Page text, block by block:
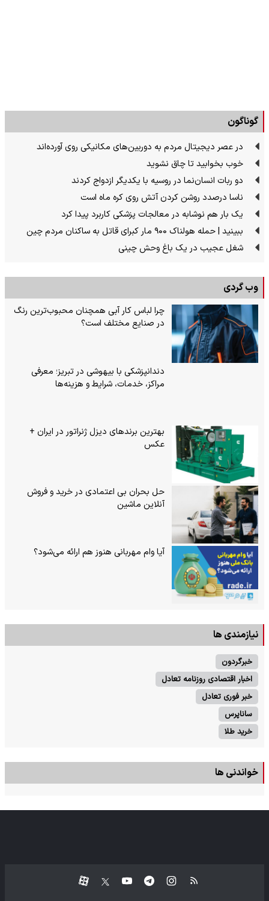
گوناگون
در عصر دیجیتال مردم به دوربین‌های مکانیکی روی آورده‌اند
خوب بخوابید تا چاق نشوید
دو ربات انسان‌نما در روسیه با یکدیگر ازدواج کردند
ناسا درصدد روشن کردن آتش روی کره ماه است
یک بار هم نوشابه در معالجات پزشکی کاربرد پیدا کرد
ببینید | حمله هولناک ۹۰۰ مار کبرای قاتل به ساکنان مردم چین
شغل عجیب در یک باغ وحش چینی
وب گردی
چرا لباس کار آبی همچنان محبوب‌ترین رنگ
در صنایع مختلف است؟
دندانپزشکی با بیهوشی در تبریز؛ معرفی
مراکز، خدمات، شرایط و هزینه‌ها
بهترین برندهای دیزل ژنراتور در ایران +
عکس
حل بحران بی‌ اعتمادی در خرید و فروش
آنلاین ماشین
آیا وام مهربانی هنوز هم ارائه می‌شود؟
نیازمندی ها
خبرگردون
اخبار اقتصادی روزنامه تعادل
خبر فوری تعادل
ساناپرس
خرید طلا
خواندنی ها